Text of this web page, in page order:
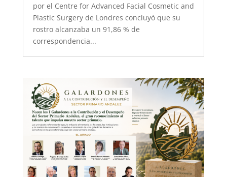
por el Centre for Advanced Facial Cosmetic and
Plastic Surgery de Londres concluyó que su
rostro alcanzaba un 91,86 % de
correspondencia...